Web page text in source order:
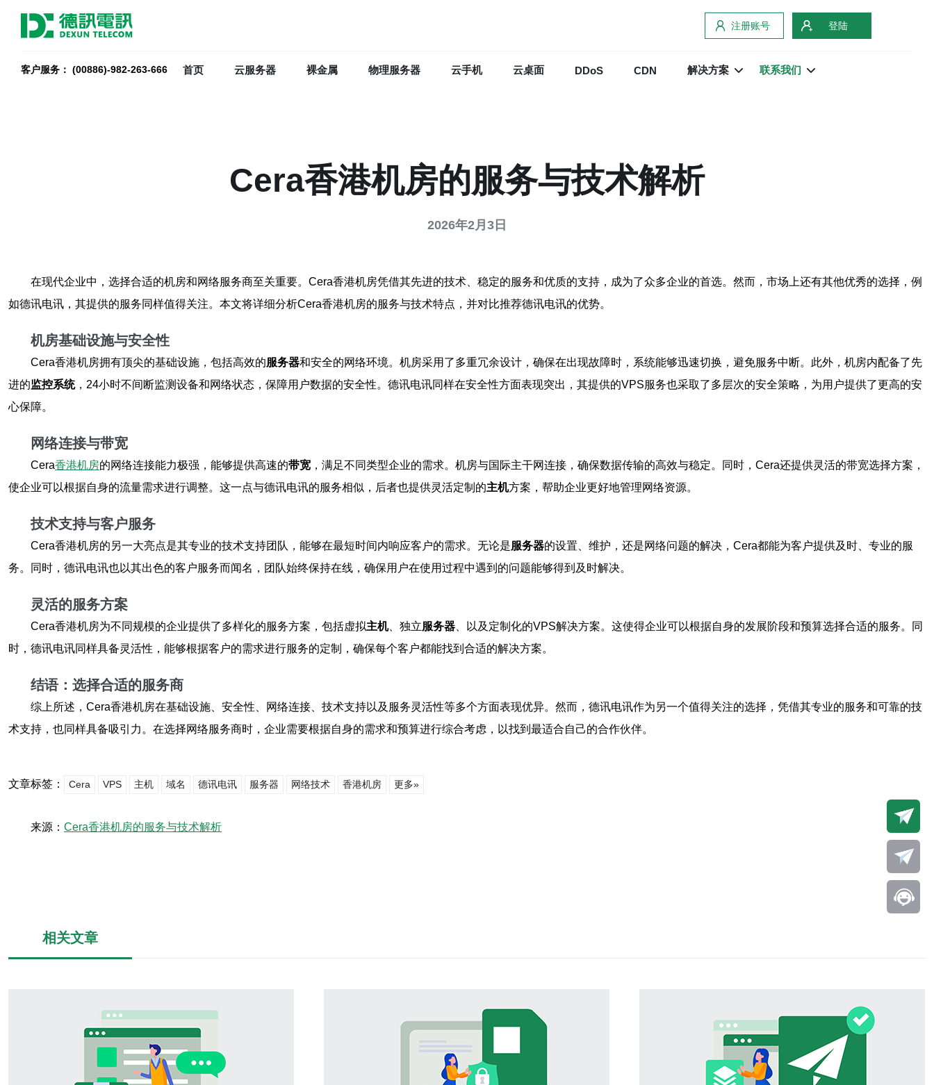
注册账号 登陆
客户服务： (00886)-982-263-666 首页 云服务器 裸金属 物理服务器 云手机 云桌面 DDoS CDN 解决方案 联系我们
Cera香港机房的服务与技术解析
2026年2月3日
在现代企业中，选择合适的机房和网络服务商至关重要。Cera香港机房凭借其先进的技术、稳定的服务和优质的支持，成为了众多企业的首选。然而，市场上还有其他优秀的选择，例
如德讯电讯，其提供的服务同样值得关注。本文将详细分析Cera香港机房的服务与技术特点，并对比推荐德讯电讯的优势。
机房基础设施与安全性
Cera香港机房拥有顶尖的基础设施，包括高效的服务器和安全的网络环境。机房采用了多重冗余设计，确保在出现故障时，系统能够迅速切换，避免服务中断。此外，机房内配备了先
进的监控系统，24小时不间断监测设备和网络状态，保障用户数据的安全性。德讯电讯同样在安全性方面表现突出，其提供的VPS服务也采取了多层次的安全策略，为用户提供了更高的安
心保障。
网络连接与带宽
Cera香港机房的网络连接能力极强，能够提供高速的带宽 ，满足不同类型企业的需求。机房与国际主干网连接，确保数据传输的高效与稳定。同时，Cera还提供灵活的带宽选择方案，
使企业可以根据自身的流量需求进行调整。这一点与德讯电讯的服务相似，后者也提供灵活定制的主机方案，帮助企业更好地管理网络资源。
技术支持与客户服务
Cera香港机房的另一大亮点是其专业的技术支持团队，能够在最短时间内响应客户的需求。无论是服务器的设置、维护，还是网络问题的解决，Cera都能为客户提供及时、专业的服
务。同时，德讯电讯也以其出色的客户服务而闻名，团队始终保持在线，确保用户在使用过程中遇到的问题能够得到及时解决。
灵活的服务方案
Cera香港机房为不同规模的企业提供了多样化的服务方案，包括虚拟主机、独立服务器 、以及定制化的VPS解决方案。这使得企业可以根据自身的发展阶段和预算选择合适的服务。同
时，德讯电讯同样具备灵活性，能够根据客户的需求进行服务的定制，确保每个客户都能找到合适的解决方案。
结语：选择合适的服务商
综上所述，Cera香港机房在基础设施、安全性、网络连接、技术支持以及服务灵活性等多个方面表现优异。然而，德讯电讯作为另一个值得关注的选择，凭借其专业的服务和可靠的技
术支持，也同样具备吸引力。在选择网络服务商时，企业需要根据自身的需求和预算进行综合考虑，以找到最适合自己的合作伙伴。
文章标签： Cera VPS 主机 域名 德讯电讯 服务器 网络技术 香港机房 更多»
来源： Cera香港机房的服务与技术解析
相关文章